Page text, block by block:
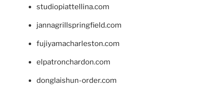
studiopiattellina.com
jannagrillspringfield.com
fujiyamacharleston.com
elpatronchardon.com
donglaishun-order.com